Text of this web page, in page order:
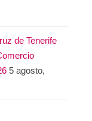
de Tenerife
5 agosto,